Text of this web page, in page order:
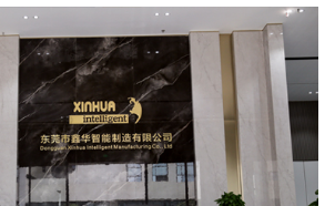
数据和开
评估可能
升，计算
用于
提高防
关故障
用于精
确保高